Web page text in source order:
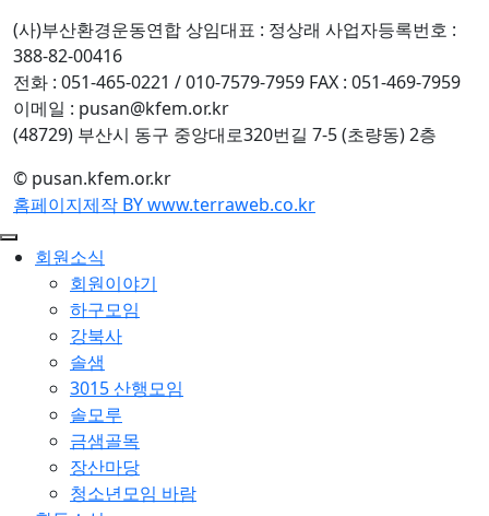
(사)부산환경운동연합상임대표 : 정상래 사업자등록번호 :
388-82-00416
전화 : 051-465-0221 / 010-7579-7959 FAX : 051-469-7959
이메일 : pusan@kfem.or.kr
(48729) 부산시 동구 중앙대로320번길 7-5 (초량동) 2층
© pusan.kfem.or.kr
홈페이지제작 BY www.terraweb.co.kr
회원소식
회원이야기
하구모임
강북사
솔샘
3015 산행모임
솔모루
금샘골목
장산마당
청소년모임 바람